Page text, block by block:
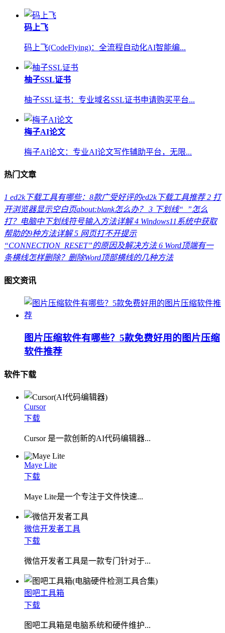
码上飞
码上飞(CodeFlying)：全流程自动化AI智能编...
柚子SSL证书
柚子SSL证书：专业域名SSL证书申请购买平台...
梅子AI论文
梅子AI论文：专业AI论文写作辅助平台，无限...
热门文章
1 ed2k下载工具有哪些：8款广受好评的ed2k下载工具推荐 2 打
开浏览器显示空白页about:blank怎么办？ 3
下划线“_”怎么
打？电脑中下划线符号输入方法详解 4 Windows11系统中获取
帮助的9种方法详解 5 网页打不开提示
“CONNECTION_RESET”的原因及解决方法 6 Word顶端有一
条横线怎样删除？删除Word顶部横线的几种方法
图文资讯
图片压缩软件有哪些？5款免费好用的图片压缩
软件推荐
软件下载
Cursor
下载
Cursor 是一款创新的AI代码编辑器...
Maye Lite
下载
​Maye Lite是一个专注于文件快速...
微信开发者工具
下载
微信开发者工具是一款专门针对于...
图吧工具箱
下载
图吧工具箱是电脑系统和硬件维护...